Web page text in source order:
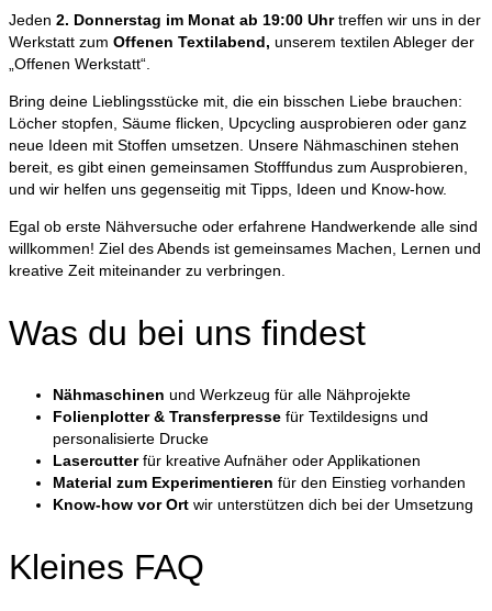
Jeden 2. Donnerstag im Monat ab 19:00 Uhrtreffen wir uns in der
Werkstatt zum Offenen Textilabend, unserem textilen Ableger der
„Offenen Werkstatt“.
Bring deine Lieblingsstücke mit, die ein bisschen Liebe brauchen:
Löcher stopfen, Säume flicken, Upcycling ausprobieren oder ganz
neue Ideen mit Stoffen umsetzen. Unsere Nähmaschinen stehen
bereit, es gibt einen gemeinsamen Stofffundus zum Ausprobieren,
und wir helfen uns gegenseitig mit Tipps, Ideen und Know-how.
Egal ob erste Nähversuche oder erfahrene Handwerkende alle sind
willkommen! Ziel des Abends ist gemeinsames Machen, Lernen und
kreative Zeit miteinander zu verbringen.
Was du bei uns findest
Nähmaschinen und Werkzeug für alle Nähprojekte
Folienplotter & Transferpresse für Textildesigns und
personalisierte Drucke
Lasercutterfür kreative Aufnäher oder Applikationen
Material zum Experimentieren für den Einstieg vorhanden
Know-how vor Ort wir unterstützen dich bei der Umsetzung
Kleines FAQ